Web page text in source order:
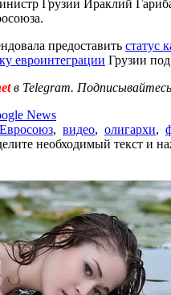
Грузии Ираклий
предоставить статус
евроинтеграции Грузии
в Telegram.
News
Евросоюз, видео, олигархи,
необходимый текст и